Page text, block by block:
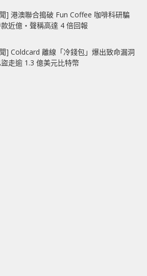
] 港澳聯合搗破 Fun Coffee 咖啡科研騙
近億‧聲稱高達 4 倍回報
] Coldcard 離線「冷錢包」爆出致命漏洞
走逾 1.3 億美元比特幣